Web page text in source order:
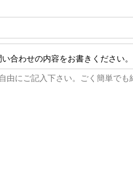
合わせの内容をお書きください。